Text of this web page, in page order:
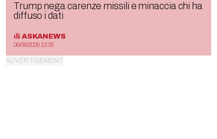
Trump nega carenze missili e minaccia chi ha
diffuso i dati
di ASKANEWS
06/08/2026 13:05